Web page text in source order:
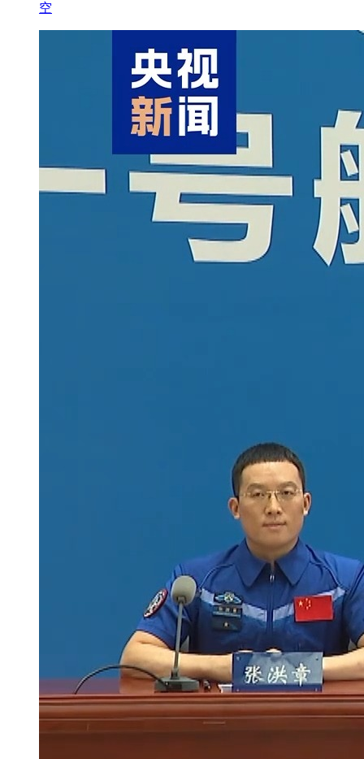
空